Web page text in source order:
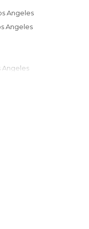
Angeles
Angeles
Angeles